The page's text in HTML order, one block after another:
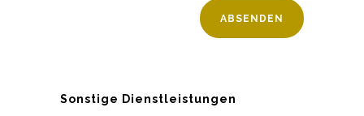
Sonstige Dienstleistungen